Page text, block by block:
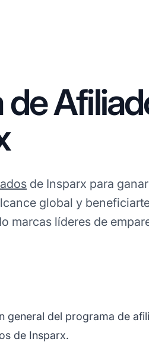
de Insparx para
global y
marcas líderes de
general del programa de
de Insparx.